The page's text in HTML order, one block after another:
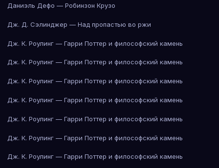
Даниэль Дефо — Робинзон Крузо
Дж. Д. Сэлинджер — Над пропастью во ржи
Дж. К. Роулинг — Гарри Поттер и философский камень
Дж. К. Роулинг — Гарри Поттер и философский камень
Дж. К. Роулинг — Гарри Поттер и философский камень
Дж. К. Роулинг — Гарри Поттер и философский камень
Дж. К. Роулинг — Гарри Поттер и философский камень
Дж. К. Роулинг — Гарри Поттер и философский камень
Дж. К. Роулинг — Гарри Поттер и философский камень